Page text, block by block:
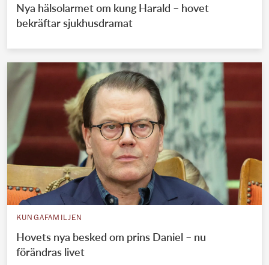
Nya hälsolarmet om kung Harald – hovet
bekräftar sjukhusdramat
KUNGAFAMILJEN
Hovets nya besked om prins Daniel – nu
förändras livet